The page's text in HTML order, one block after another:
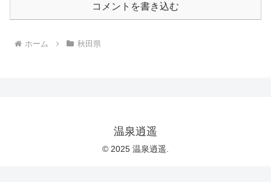
コメントを書き込む
ホーム 秋田県
温泉逍遥
© 2025 温泉逍遥.